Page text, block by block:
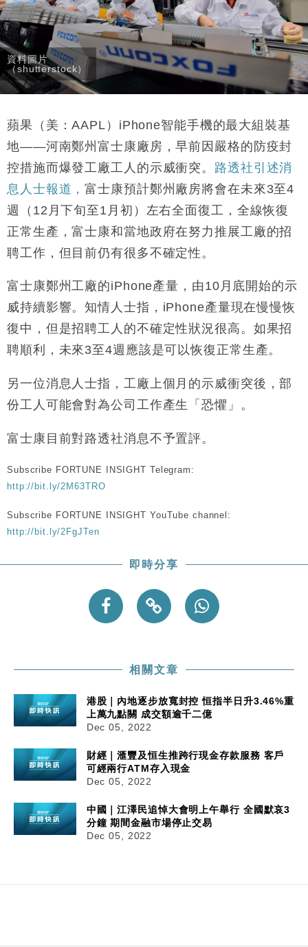
15:47
財經｜恒隆10月換帥 玩具「反」斗城亞洲CEO蔡德
粦接任
15:11
財經｜韓股反覆波動收跌 連挫7周創逾3年最長跌勢
13:44
財經｜內地7月美元計價出口增近24%勝預期 貿易順
12:44
財經｜日本春季三度入市撐日圓 4月單日斥6.28萬億
日圓干預創新高
11:12
國際｜特朗普料美伊戰事快結束 承認部分彈藥庫存緊
張
財經｜SA售股自救後再出手 斥4億美元押注未上市公
司
資料圖片
（shutterstock）
蘋果（美：AAPL）iPhone智能手機的最大組裝基
地——河南鄭州富士康廠房，早前因嚴格的防疫封
控措施而爆發工廠工人的示威衝突。 路透社引述消
息人士報道，富士康預計鄭州廠房將會在未來3至4
週（12月下旬至1月初）左右全面復工，全線恢復
正常生產，富士康和當地政府在努力推展工廠的招
聘工作，但目前仍有很多不確定性。
富士康鄭州工廠的iPhone產量，由10月底開始的示
威持續影響。知情人士指，iPhone產量現在慢慢恢
復中，但是招聘工人的不確定性狀況很高。如果招
聘順利，未來3至4週應該是可以恢復正常生產。
另一位消息人士指，工廠上個月的示威衝突後，部
份工人可能會對為公司工作產生「恐懼」。
富士康目前對路透社消息不予置評。
Subscribe FORTUNE INSIGHT Telegram:
http://bit.ly/2M63TRO
Subscribe FORTUNE INSIGHT YouTube channel:
http://bit.ly/2FgJTen
即時分享
相關文章
港股｜內地逐步放寬封控 恒指半日升3.46%重
上萬九點關 成交額逾千二億
Dec 05, 2022
財經｜滙豐及恒生推跨行現金存款服務 客戶
可經兩行ATM存入現金
Dec 05, 2022
中國｜江澤民追悼大會明上午舉行 全國默哀3
分鐘 期間金融市場停止交易
Dec 05, 2022